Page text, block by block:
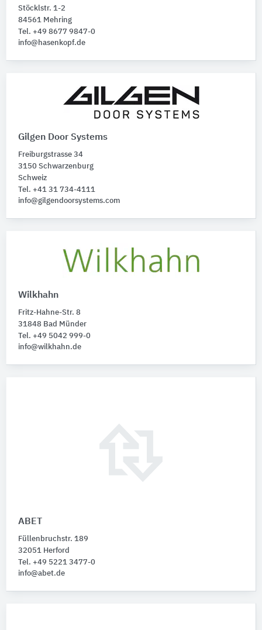
Stöcklstr. 1-2
84561 Mehring
Tel. +49 8677 9847-0
info@hasenkopf.de
Gilgen Door Systems
Freiburgstrasse 34
3150 Schwarzenburg
Schweiz
Tel. +41 31 734-4111
info@gilgendoorsystems.com
Wilkhahn
Fritz-Hahne-Str. 8
31848 Bad Münder
Tel. +49 5042 999-0
info@wilkhahn.de
ABET
Füllenbruchstr. 189
32051 Herford
Tel. +49 5221 3477-0
info@abet.de